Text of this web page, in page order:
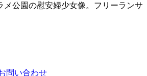
メ公園の慰安婦少女像。フリーランサ
問い合わせ